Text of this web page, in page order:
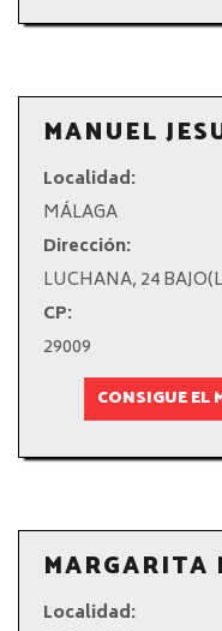
MANUEL
Localidad:
MÁLAGA
Dirección:
LUCHANA, 24
CP:
29009
CONSIGUE EL
MARGARITA
Localidad: